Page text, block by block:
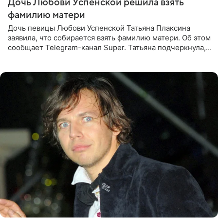
Дочь Любови Успенской решила взять
фамилию матери
Дочь певицы Любови Успенской Татьяна Плаксина
заявила, что собирается взять фамилию матери. Об этом
сообщает Telegram-канал Super. Татьяна подчеркнула,